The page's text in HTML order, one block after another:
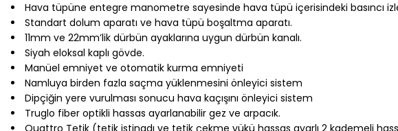
Hava tüpüne entegre manometre sayesinde hava tüpü içerisindeki basıncı
Standart dolum aparatı ve hava tüpü boşaltma aparatı.
11mm ve 22mm’lik dürbün ayaklarına uygun dürbün kanalı.
Siyah eloksal kaplı gövde.
Manüel emniyet ve otomatik kurma emniyeti
Namluya birden fazla saçma yüklenmesini önleyici sistem
Dipçiğin yere vurulması sonucu hava kaçışını önleyici sistem
Truglo fiber optikli hassas ayarlanabilir gez ve arpacık.
Quattro Tetik (tetik istinadı ve tetik çekme yükü hassas ayarlı 2 kademeli